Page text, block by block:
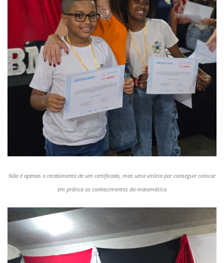
Não é apenas o recebimento de um certificado, mas uma vitória por conseguir colocar
em prática os conhecimentos da matemática